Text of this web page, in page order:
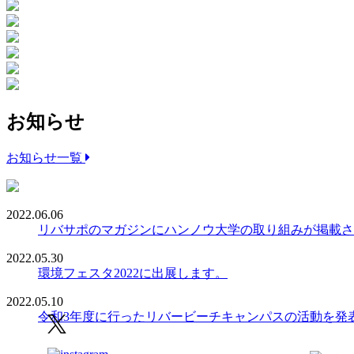
お知らせ
お知らせ一覧
2022.06.06
リバサポのマガジンにハンノウ大学の取り組みが掲載さ
2022.05.30
環境フェスタ2022に出展します。
2022.05.10
令和3年度に行ったリバービーチキャンパスの活動を発